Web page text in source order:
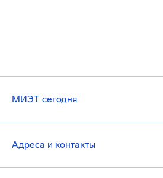
МИЭТ сегодня
Адреса и контакты